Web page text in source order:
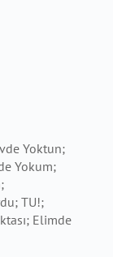
Yoktun;
Yokum;
TU!;
Elimde